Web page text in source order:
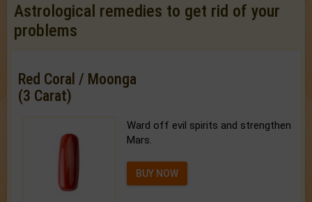
Astrological remedies to get rid of your
problems
Red Coral / Moonga
(3 Carat)
Ward off evil spirits and strengthen
Mars.
BUY NOW